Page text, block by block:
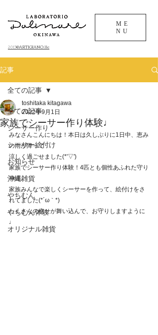
​2013©ARTIGIANO.llc
ME
NU
記事
全ての記事
シーサー作り
シーサー絵付け
お知らせ
沖縄雑貨
やちむん
やちむん体験
オリジナル雑貨
全ての記事
家族でシーサー作り体験♩
toshitaka kitagawa
2022年9月1日
みなさんこんにちは！本日は久しぶりに1日中、恵み
の雨が降って
涼しく過ごせました(*'▽')
家族でシーサー作り体験！4匹とも個性あふれた守り
神達♩
家族みんなで楽しくシーサーを作って、絵付けをさ
れてました(*´ω｀*)
たくさんの幸せが舞い込んで、お守りしますように
♩